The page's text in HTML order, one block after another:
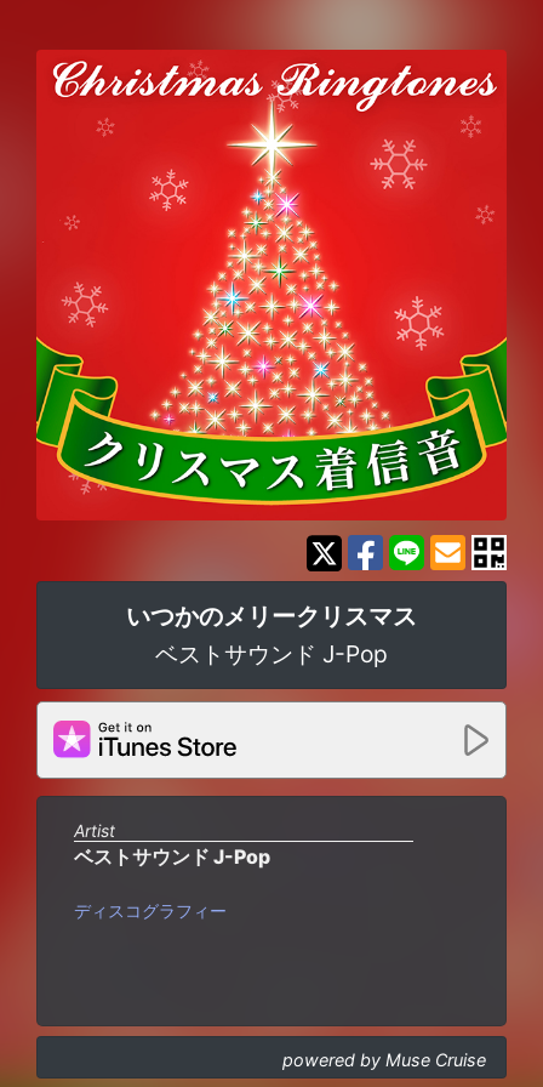
いつかのメリークリスマス
ベストサウンド J-Pop
Artist
ベストサウンド J-Pop
ディスコグラフィー
powered by Muse Cruise